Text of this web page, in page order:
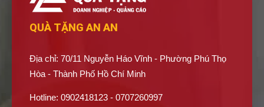
QUÀ TẶNG AN AN
Địa chỉ: 70/11 Nguyễn Háo Vĩnh - Phường Phú Thọ
Hòa - Thành Phố Hồ Chí Minh
Hotline: 0902418123 - 0707260997